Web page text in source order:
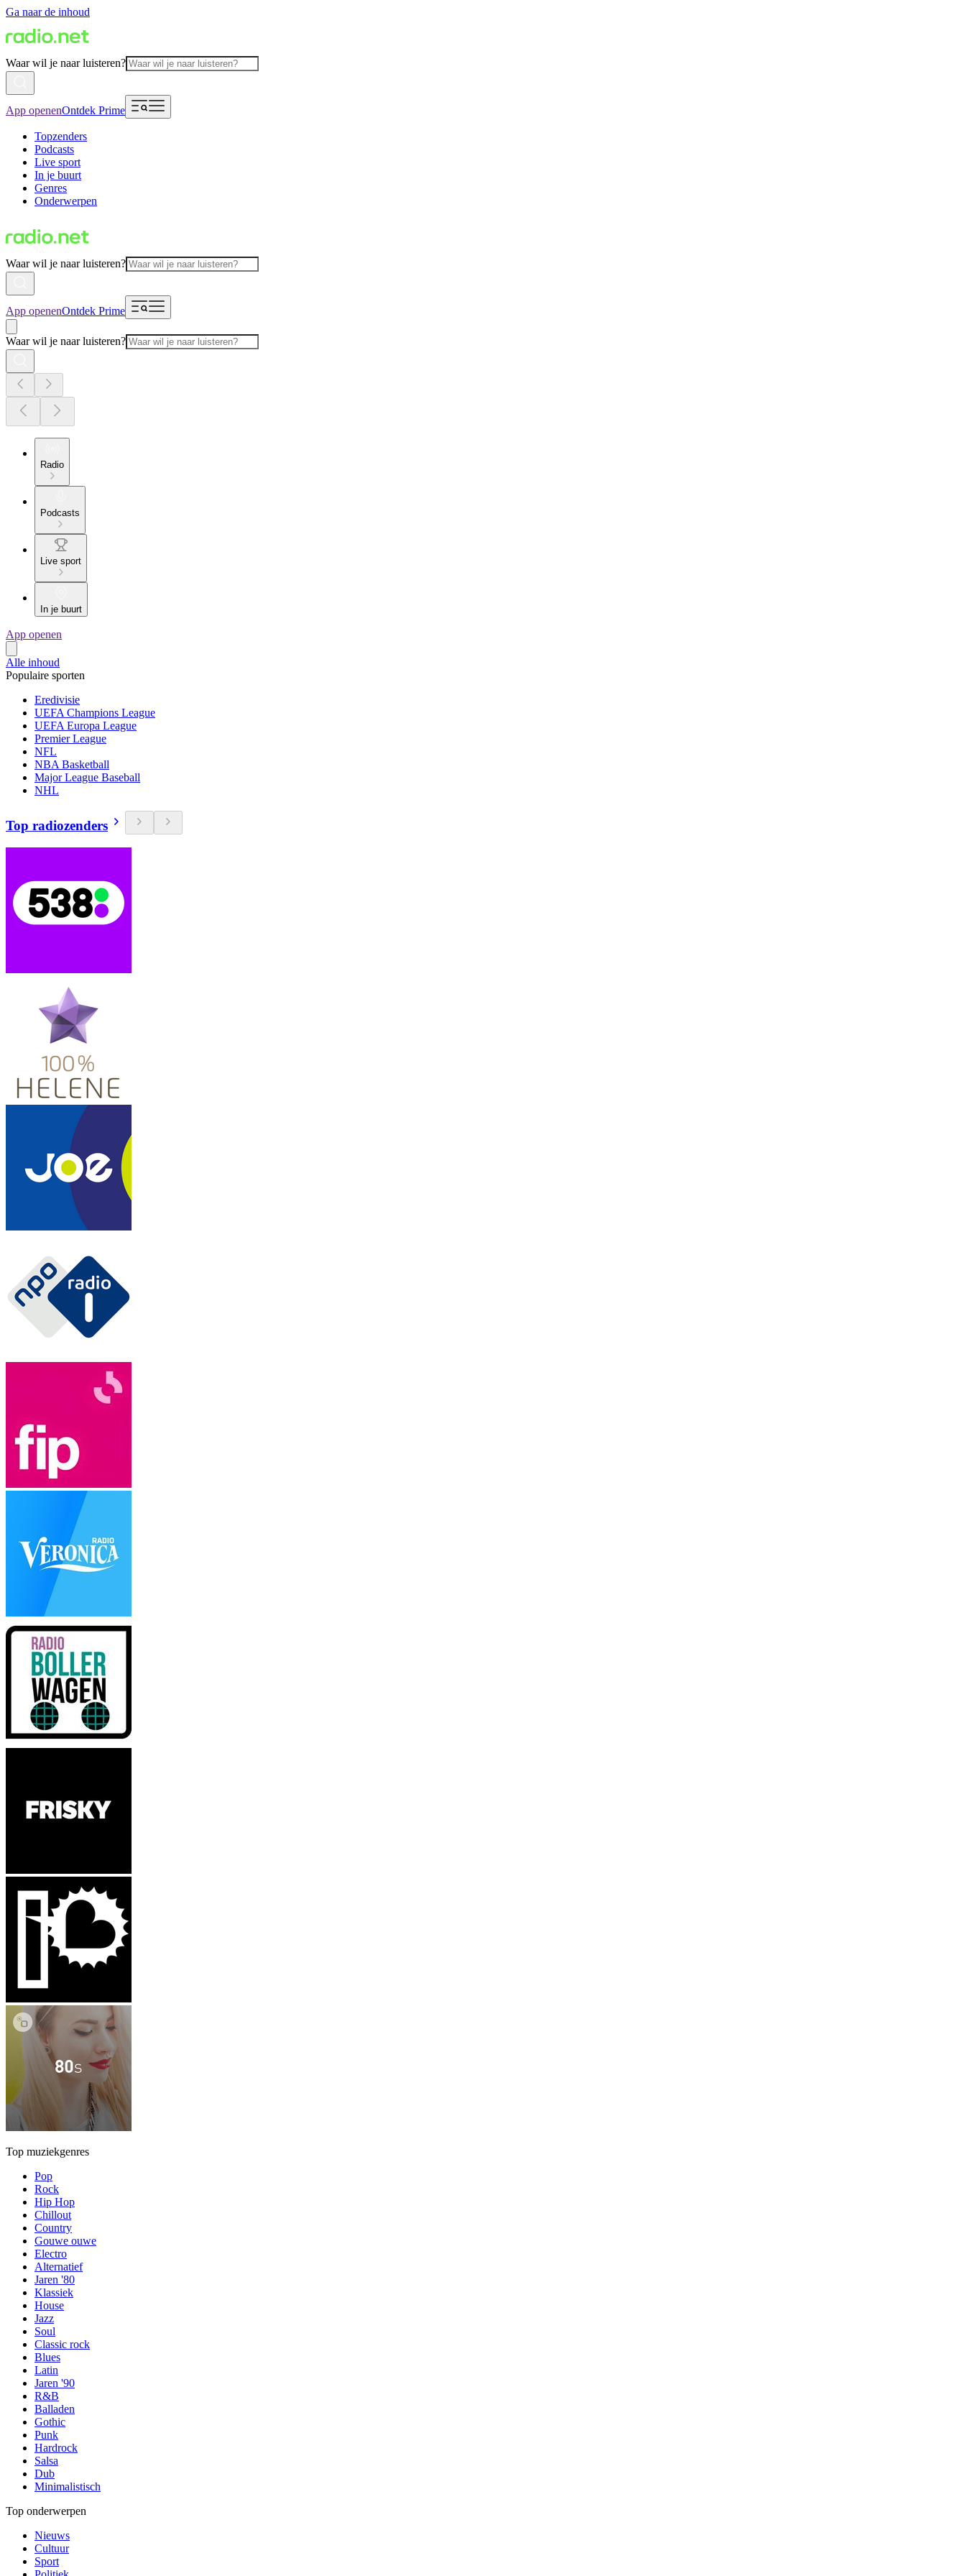
Ga naar de inhoud
Waar wil je naar luisteren?
App openenOntdek Prime
Topzenders
Podcasts
Live sport
In je buurt
Genres
Onderwerpen
Waar wil je naar luisteren?
App openenOntdek Prime
Waar wil je naar luisteren?
Radio
Podcasts
Live sport
In je buurt
App openen
Alle inhoud
Populaire sporten
Eredivisie
UEFA Champions League
UEFA Europa League
Premier League
NFL
NBA Basketball
Major League Baseball
NHL
Top radiozenders
Top muziekgenres
Pop
Rock
Hip Hop
Chillout
Country
Gouwe ouwe
Electro
Alternatief
Jaren '80
Klassiek
House
Jazz
Soul
Classic rock
Blues
Latin
Jaren '90
R&B
Balladen
Gothic
Punk
Hardrock
Salsa
Dub
Minimalistisch
Top onderwerpen
Nieuws
Cultuur
Sport